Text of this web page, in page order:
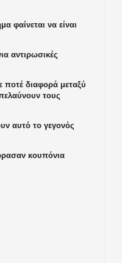
φαίνεται να είναι
αντιρωσικές
ποτέ διαφορά μεταξύ
τους
αυτό το γεγονός
κουπόνια